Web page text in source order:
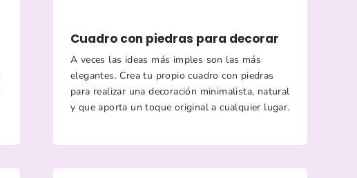
Cuadro con piedras para decorar
A veces las ideas más imples son las más
elegantes. Crea tu propio cuadro con piedras
para realizar una decoración minimalista, natural
y que aporta un toque original a cualquier lugar.